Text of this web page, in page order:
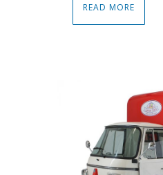
READ MORE